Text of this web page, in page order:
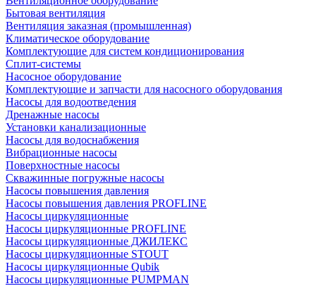
Бытовая вентиляция
Вентиляция заказная (промышленная)
Климатическое оборудование
Комплектующие для систем кондиционирования
Сплит-системы
Насосное оборудование
Комплектующие и запчасти для насосного оборудования
Насосы для водоотведения
Дренажные насосы
Установки канализационные
Насосы для водоснабжения
Вибрационные насосы
Поверхностные насосы
Скважинные погружные насосы
Насосы повышения давления
Насосы повышения давления PROFLINE
Насосы циркуляционные
Насосы циркуляционные PROFLINE
Насосы циркуляционные ДЖИЛЕКС
Насосы циркуляционные STOUT
Насосы циркуляционные Qubik
Насосы циркуляционные PUMPMAN